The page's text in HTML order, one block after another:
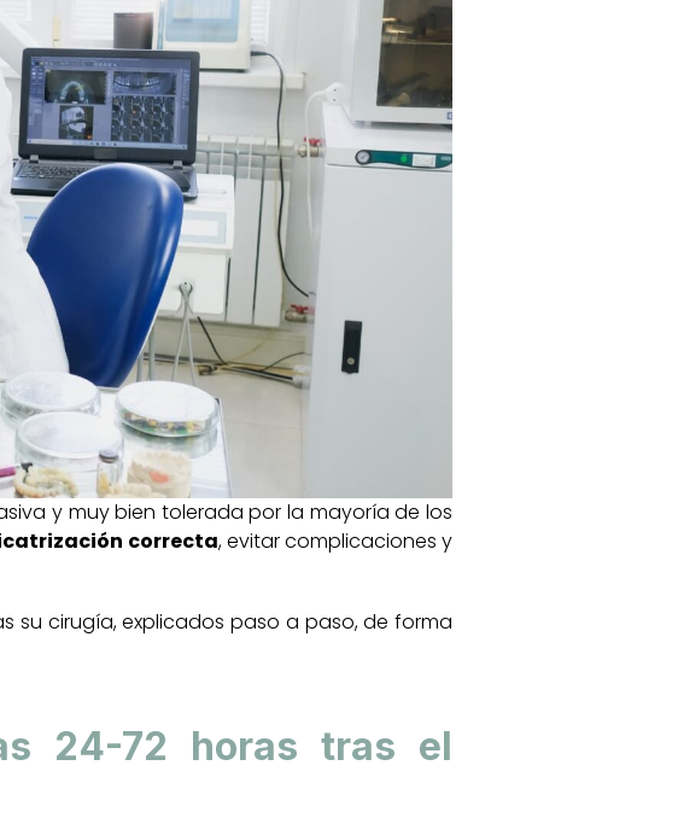
y muy bien tolerada por la mayoría de los
correcta, evitar complicaciones y
su cirugía, explicados paso a paso, de forma
24-72 horas tras el